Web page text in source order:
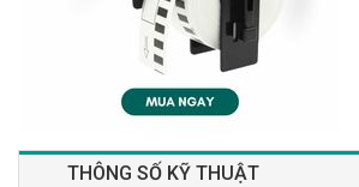
THÔNG SỐ KỸ THUẬT